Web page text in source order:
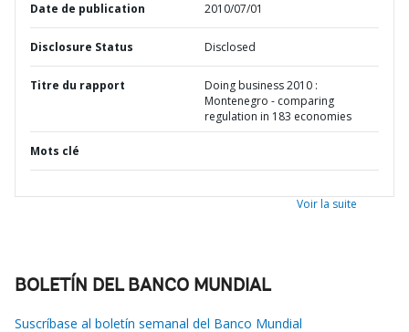
Date de publication 2010/07/01
Disclosure Status Disclosed
Titre du rapport
Doing business 2010 :
Montenegro - comparing
regulation in 183 economies
Mots clé
Voir la suite
BOLETÍN DEL BANCO MUNDIAL
Suscríbase al boletín semanal del Banco Mundial